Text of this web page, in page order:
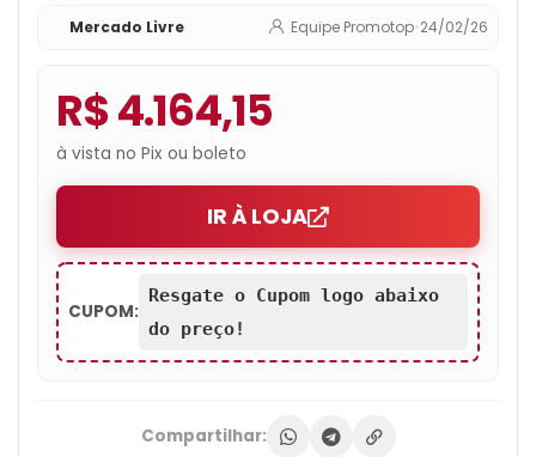
Mercado Livre Equipe Promotop•24/02/26
R$ 4.164,15
à vista no Pix ou boleto
IR À LOJA
CUPOM:
Resgate o Cupom logo abaixo
do preço!
Compartilhar: